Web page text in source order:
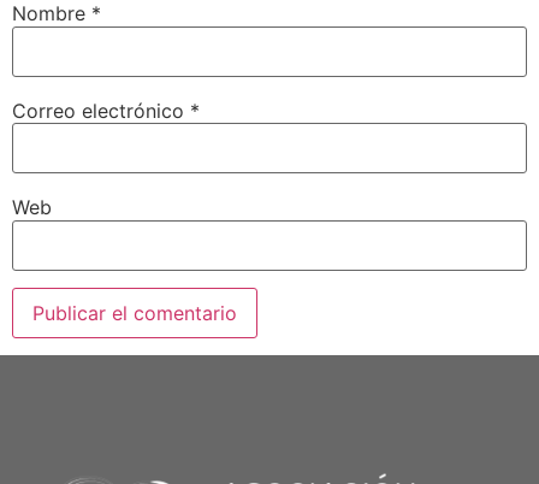
Nombre *
Correo electrónico *
Web